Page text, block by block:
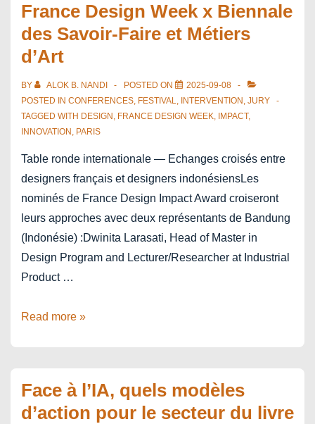
la
culture
France Design Week x Biennale
des Savoir-Faire et Métiers
d’Art
BY ALOK B. NANDI POSTED ON
2025-09-08
POSTED IN CONFERENCES, FESTIVAL, INTERVENTION , JURY
TAGGED WITH DESIGN , FRANCE DESIGN WEEK, IMPACT,
INNOVATION , PARIS
Table ronde internationale — Echanges croisés entre
designers français et designers indonésiensLes
nominés de France Design Impact Award croiseront
leurs approches avec deux représentants de Bandung
(Indonésie) :Dwinita Larasati, Head of Master in
Design Program and Lecturer/Researcher at Industrial
Product …
France
Biennale
des
Read more »
Face à l’IA, quels modèles
d’action pour le secteur du livre